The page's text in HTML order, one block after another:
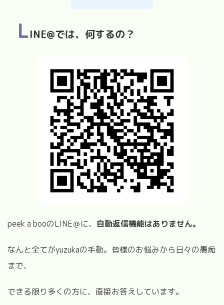
LINE@では、何するの？
peek a booのLINE＠に、 自動返信機能はありません。
なんと全てがyuzukaの手動。皆様のお悩みから日々の愚痴
まで、
できる限り多くの方に、直接お答えしています。